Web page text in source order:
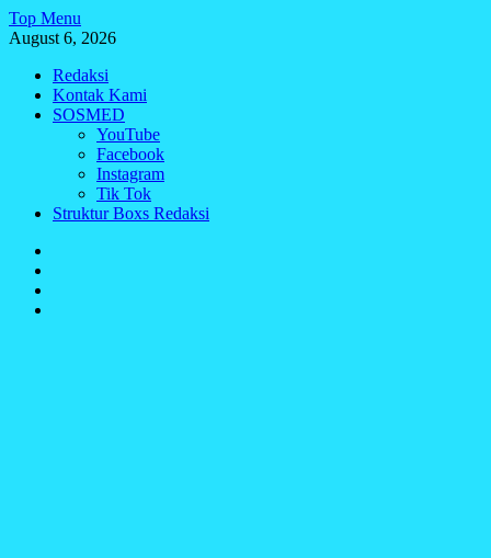
Skip
to
Top Menu
August 6, 2026
Redaksi
Kontak Kami
SOSMED
YouTube
Facebook
Instagram
Tik Tok
Struktur Boxs Redaksi